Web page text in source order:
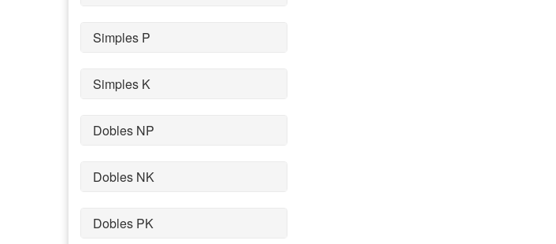
Simples P
Simples K
Dobles NP
Dobles NK
Dobles PK